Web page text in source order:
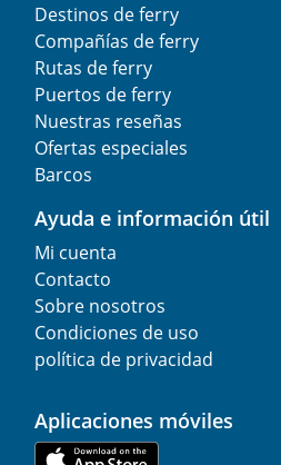
Destinos de ferry
Compañías de ferry
Rutas de ferry
Puertos de ferry
Nuestras reseñas
Ofertas especiales
Barcos
Ayuda e información útil
Mi cuenta
Contacto
Sobre nosotros
Condiciones de uso
política de privacidad
Aplicaciones móviles